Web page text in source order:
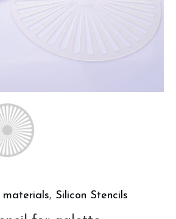
materials, Silicon Stencils